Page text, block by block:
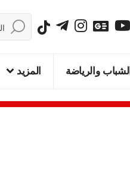
الشباب والرياضة المزيد